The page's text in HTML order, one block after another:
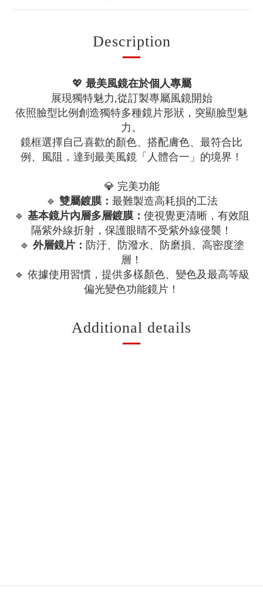
Description
💖 最美風鏡在於個人專屬
展現獨特魅力,從訂製專屬風鏡開始
依照臉型比例創造獨特多種鏡片形狀，突顯臉型魅
力。
鏡框選擇自己喜歡的顏色、搭配膚色、最符合比
例、風阻，達到最美風鏡「人體合一」的境界！
💎 完美功能
🔹 雙屬鍍膜： 最難製造高耗損的工法
🔹 基本鏡片內層多層鍍膜： 使視覺更清晰，有效阻
隔紫外線折射，保護眼睛不受紫外線侵襲！
🔹 外層鏡片： 防汙、防潑水、防磨損、高密度塗
層！
🔹 依據使用習慣，提供多樣顏色、變色及最高等級
偏光變色功能鏡片！
Additional details